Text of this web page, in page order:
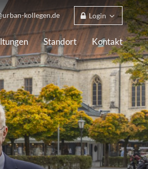
kollegen.de Login
Standort Kontakt